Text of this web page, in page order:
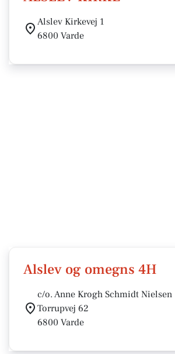
Alslev Kirkevej 1
6800 Varde
Alslev og omegns 4H
c/o. Anne Krogh Schmidt Nielsen
Torrupvej 62
6800 Varde